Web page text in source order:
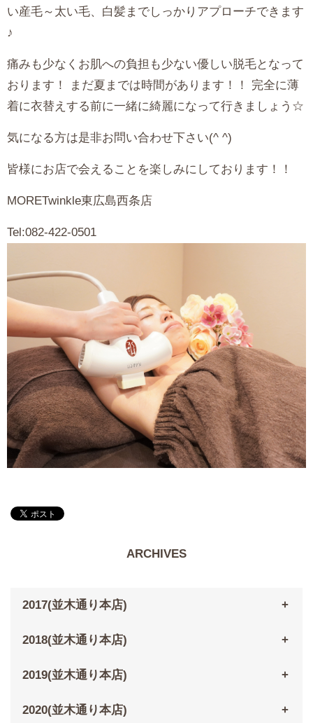
い産毛～太い毛、白髪までしっかりアプローチできます
♪
痛みも少なくお肌への負担も少ない優しい脱毛となって
おります！ まだ夏までは時間があります！！ 完全に薄
着に衣替えする前に一緒に綺麗になって行きましょう☆
気になる方は是非お問い合わせ下さい(^ ^)
皆様にお店で会えることを楽しみにしております！！
MORETwinkle東広島西条店
Tel:082-422-0501
ARCHIVES
2017(並木通り本店)
2018(並木通り本店)
2019(並木通り本店)
2020(並木通り本店)